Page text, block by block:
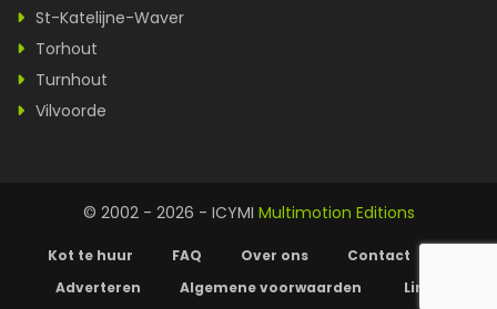
St-Katelijne-Waver
Torhout
Turnhout
Vilvoorde
© 2002 - 2026 - ICYMI Multimotion Editions
Kot te huur FAQ Over ons
Contact
Adverteren
Algemene voorwaarden Links